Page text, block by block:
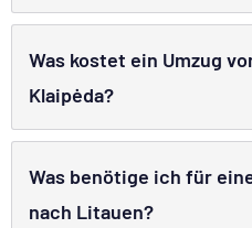
Was kostet ein Umzug
Klaipėda?
Was benötige ich für
nach Litauen?